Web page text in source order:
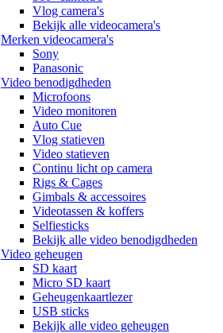
Vlog camera's
Bekijk alle videocamera's
Merken videocamera's
Sony
Panasonic
Video benodigdheden
Microfoons
Video monitoren
Auto Cue
Vlog statieven
Video statieven
Continu licht op camera
Rigs & Cages
Gimbals & accessoires
Videotassen & koffers
Selfiesticks
Bekijk alle video benodigdheden
Video geheugen
SD kaart
Micro SD kaart
Geheugenkaartlezer
USB sticks
Bekijk alle video geheugen